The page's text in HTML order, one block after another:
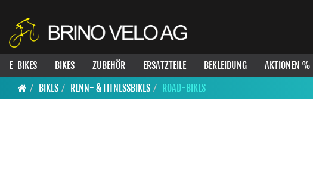
E-BIKES BIKES ZUBEHÖR ERSATZTEILE BEKLEIDUNG
AKTIONEN %
BIKES
RENN- & FITNESSBIKES ROAD-BIKES